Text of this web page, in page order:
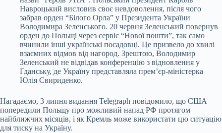
Навроцький висловив своє невдоволення, після чого
забрав орден “Білого Орла” у Президента України
Володимира Зеленського. 20 червня Зеленський повернув
орден до Польщі через сервіс “Нової пошти”, так само
вчинили інші українські посадовці. Це призвело до хвилі
взаємних відмов від нагород. Зрештою, Володимир
Зеленський не відвідав конференцію з відновлення у
Гданську, де Україну представляла прем’єр-міністерка
Юлія Свириденко.
Нагадаємо, 3 липня видання Telegraph повідомило, що США
попередили Польщу про можливий напад РФ протягом
найближчих місяців, і як Кремль може використати цю ситуацію
для тиску на Україну.